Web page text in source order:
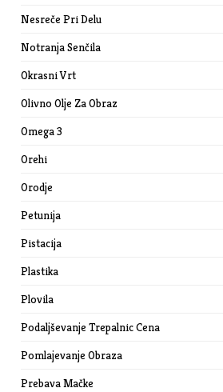
Nesreče Pri Delu
Notranja Senčila
Okrasni Vrt
Olivno Olje Za Obraz
Omega 3
Orehi
Orodje
Petunija
Pistacija
Plastika
Plovila
Podaljševanje Trepalnic Cena
Pomlajevanje Obraza
Prebava Mačke